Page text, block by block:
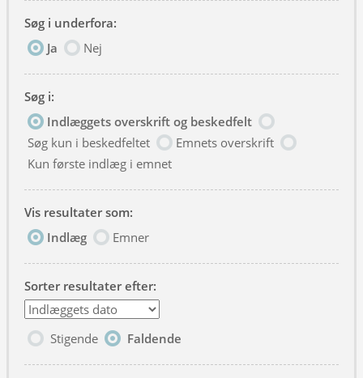
Søg i underfora:
Ja
Nej
Søg i:
Indlæggets overskrift og beskedfelt
Søg kun i beskedfeltet
Emnets overskrift
Kun første indlæg i emnet
Vis resultater som:
Indlæg
Emner
Sorter resultater efter:
Stigende Faldende